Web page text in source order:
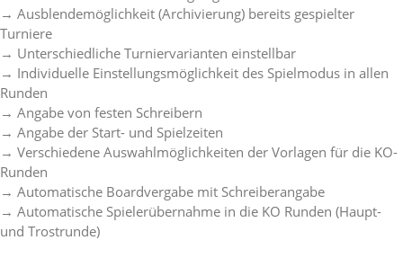
→ Ausblendemöglichkeit (Archivierung) bereits gespielter
Turniere
→ Unterschiedliche Turniervarianten einstellbar
→ Individuelle Einstellungsmöglichkeit des Spielmodus in allen
Runden
→ Angabe von festen Schreibern
→ Angabe der Start- und Spielzeiten
→ Verschiedene Auswahlmöglichkeiten der Vorlagen für die KO-
Runden
→ Automatische Boardvergabe mit Schreiberangabe
→ Automatische Spielerübernahme in die KO Runden (Haupt-
und Trostrunde)